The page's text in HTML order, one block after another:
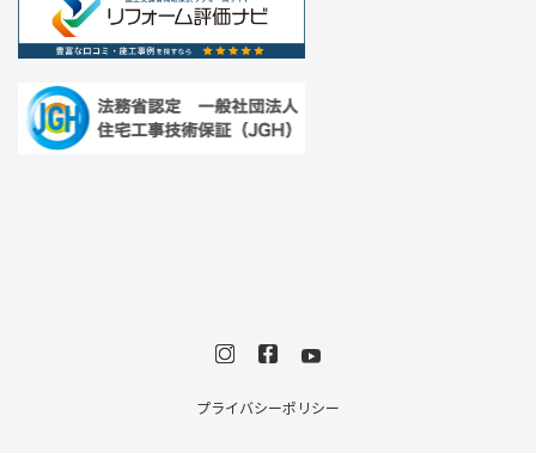
プライバシーポリシー